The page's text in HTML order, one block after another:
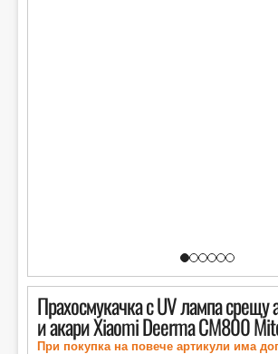
Прахосмукачка с UV лампа срещу
и акари Xiaomi Deerma CM800
При покупка на повече артикули има